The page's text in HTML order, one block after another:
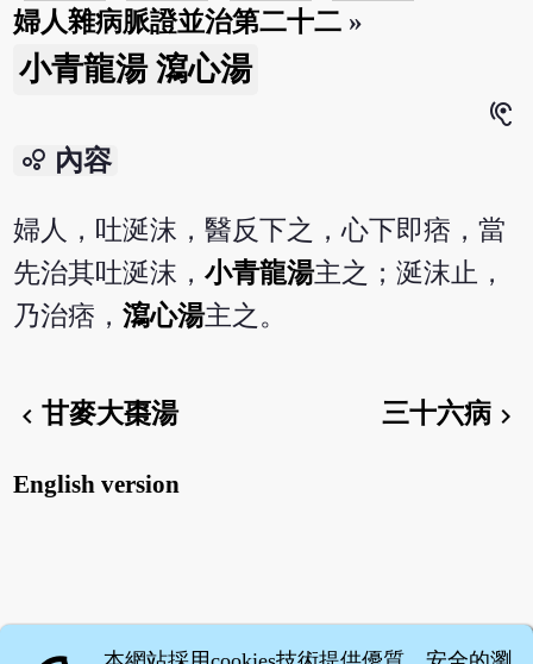
婦人雜病脈證並治第二十二 »
小青龍湯 瀉心湯
hearing
bubble_chart 內容
婦人，吐涎沫，醫反下之，心下即痞，當
先治其吐涎沫，小青龍湯主之；涎沫止，
乃治痞，瀉心湯主之。
chevron_left甘麥大棗湯 三十六病chevron_right
English version